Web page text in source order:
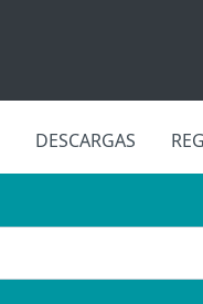
DESCARGAS